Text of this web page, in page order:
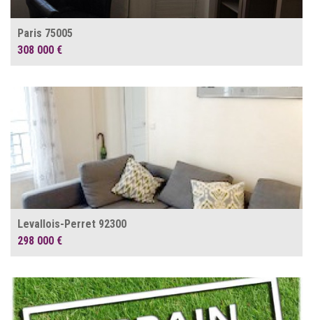
Paris 75005
308 000 €
Levallois-Perret 92300
298 000 €